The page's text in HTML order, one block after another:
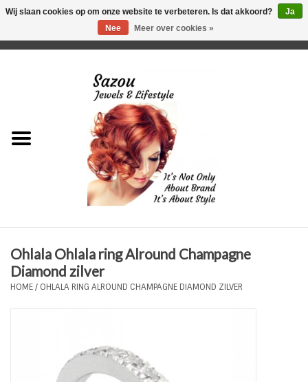
Just for Him
Plus Size Sieraden
Haaraccesoires
Ohlala Ohlala ring Alround Champagne
Diamond zilver
HOME/ OHLALA RING ALROUND CHAMPAGNE DIAMOND ZILVER
Wij slaan cookies op om onze website te verbeteren. Is dat akkoord?
Ja
Nee
Meer over cookies »